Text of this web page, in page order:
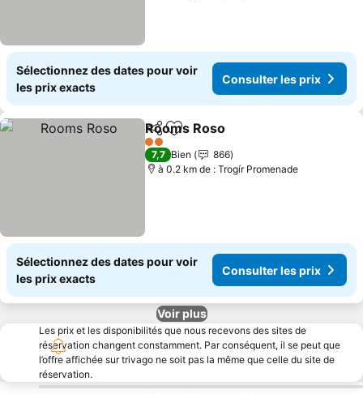
Sélectionnez des dates pour voir
les prix exacts
Consulter les prix
PartagerAjouter à mes favoris
Rooms Roso
2 Étoiles
7,7 Bien
866
à 0.2 km de : Trogír Promenade
Sélectionnez des dates pour voir
les prix exacts
Consulter les prix
Voir plus
Les prix et les disponibilités que nous recevons des sites de
réservation changent constamment. Par conséquent, il se peut que
l’offre affichée sur trivago ne soit pas la même que celle du site de
réservation.